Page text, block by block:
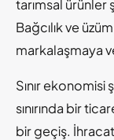
tarımsal ürünler
Bağcılık ve
markalaşmaya
Sınır
sınırında bir
bir geçiş.